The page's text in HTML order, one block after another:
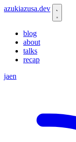
azukiazusa.dev
blog
about
talks
recap
jaen